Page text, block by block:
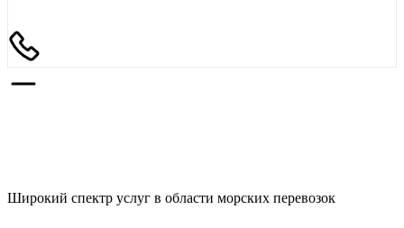
Широкий спектр услуг в области морских перевозок